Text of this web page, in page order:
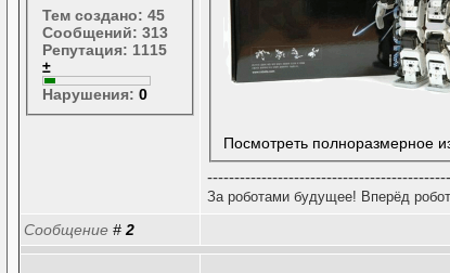
Тем создано: 45
Сообщений: 313
Репутация: 1115
±
Нарушения: 0
Посмотреть полноразмерное
За роботами будущее! Вперёд
Сообщение # 2